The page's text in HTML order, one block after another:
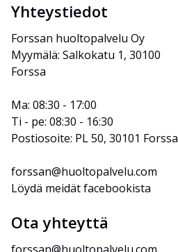
Yhteystiedot
Forssan huoltopalvelu Oy
Myymälä: Salkokatu 1, 30100
Forssa
Ma: 08:30 - 17:00
Ti - pe: 08:30 - 16:30
Postiosoite: PL 50, 30101 Forssa
forssan@huoltopalvelu.com
Löydä meidät facebookista
Ota yhteyttä